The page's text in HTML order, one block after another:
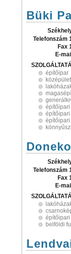
Büki
Telefonszám
Fax
E-
építőipar
Telefonszám
Fax
E-
belföldi